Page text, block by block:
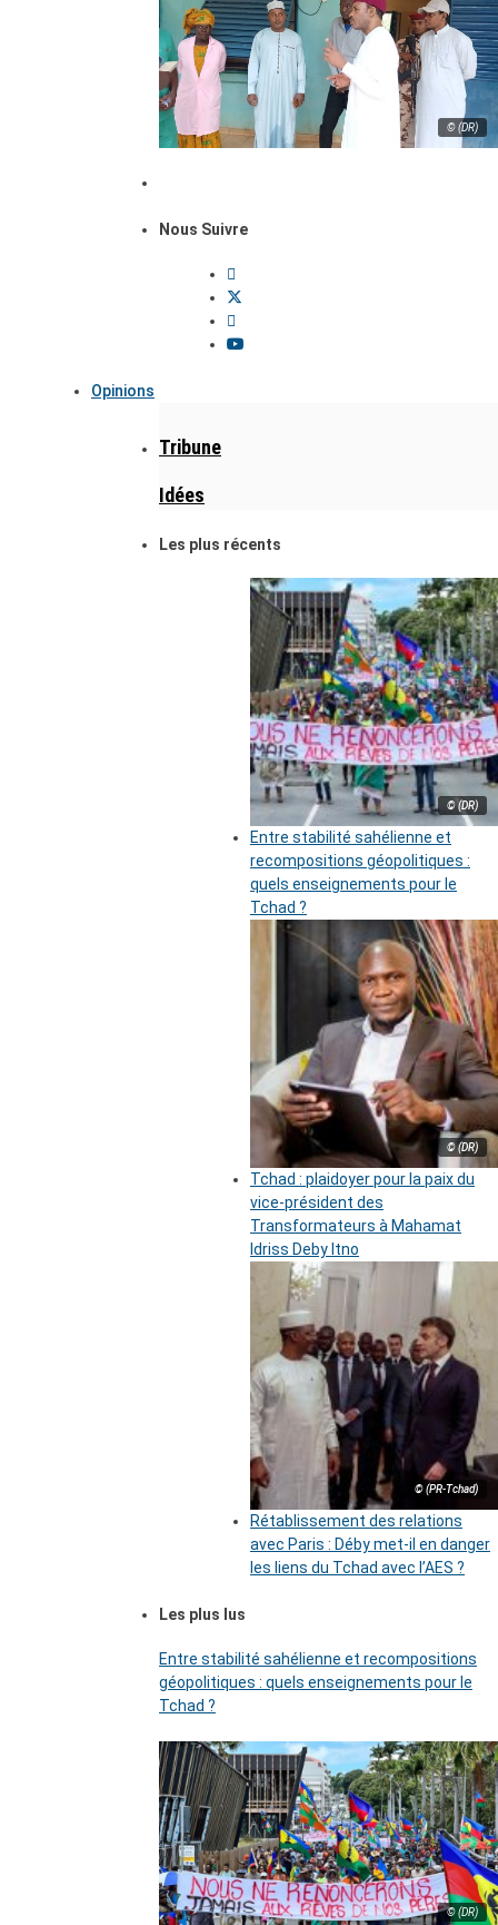
© (DR)
Nous Suivre
Opinions
Tribune
Idées
Les plus récents
© (DR)
Entre stabilité sahélienne et
recompositions géopolitiques :
quels enseignements pour le
Tchad ?
© (DR)
Tchad : plaidoyer pour la paix du
vice-président des
Transformateurs à Mahamat
Idriss Deby Itno
© (PR-Tchad)
Rétablissement des relations
avec Paris : Déby met-il en danger
les liens du Tchad avec l’AES ?
Les plus lus
Entre stabilité sahélienne et recompositions
géopolitiques : quels enseignements pour le
Tchad ?
© (DR)